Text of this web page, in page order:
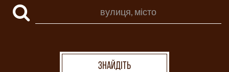
ЗНАЙДІТЬ